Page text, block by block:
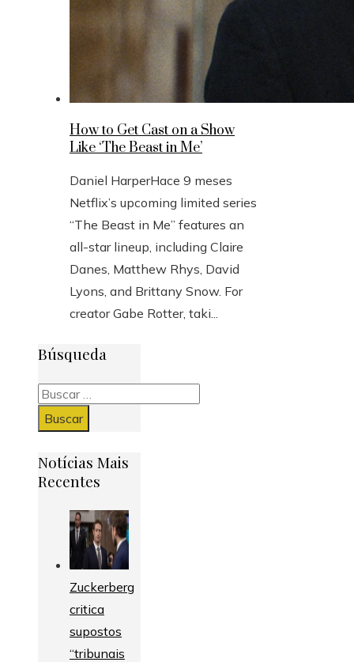
How to Get Cast on a Show
Like ‘The Beast in Me’
Daniel HarperHace 9 meses
Netflix’s upcoming limited series
“The Beast in Me” features an
all-star lineup, including Claire
Danes, Matthew Rhys, David
Lyons, and Brittany Snow. For
creator Gabe Rotter, taki...
Búsqueda
Buscar:
Notícias Mais
Recentes
Zuckerberg
critica
supostos
“tribunais